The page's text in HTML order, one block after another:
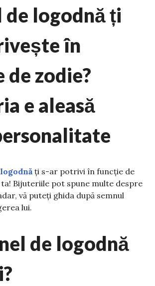
de logodnă ți
în
de zodie?
e aleasă
ți s-ar potrivi în funcție de
Bijuteriile pot spune multe despre
vă puteți ghida după semnul
lui.
de logodnă